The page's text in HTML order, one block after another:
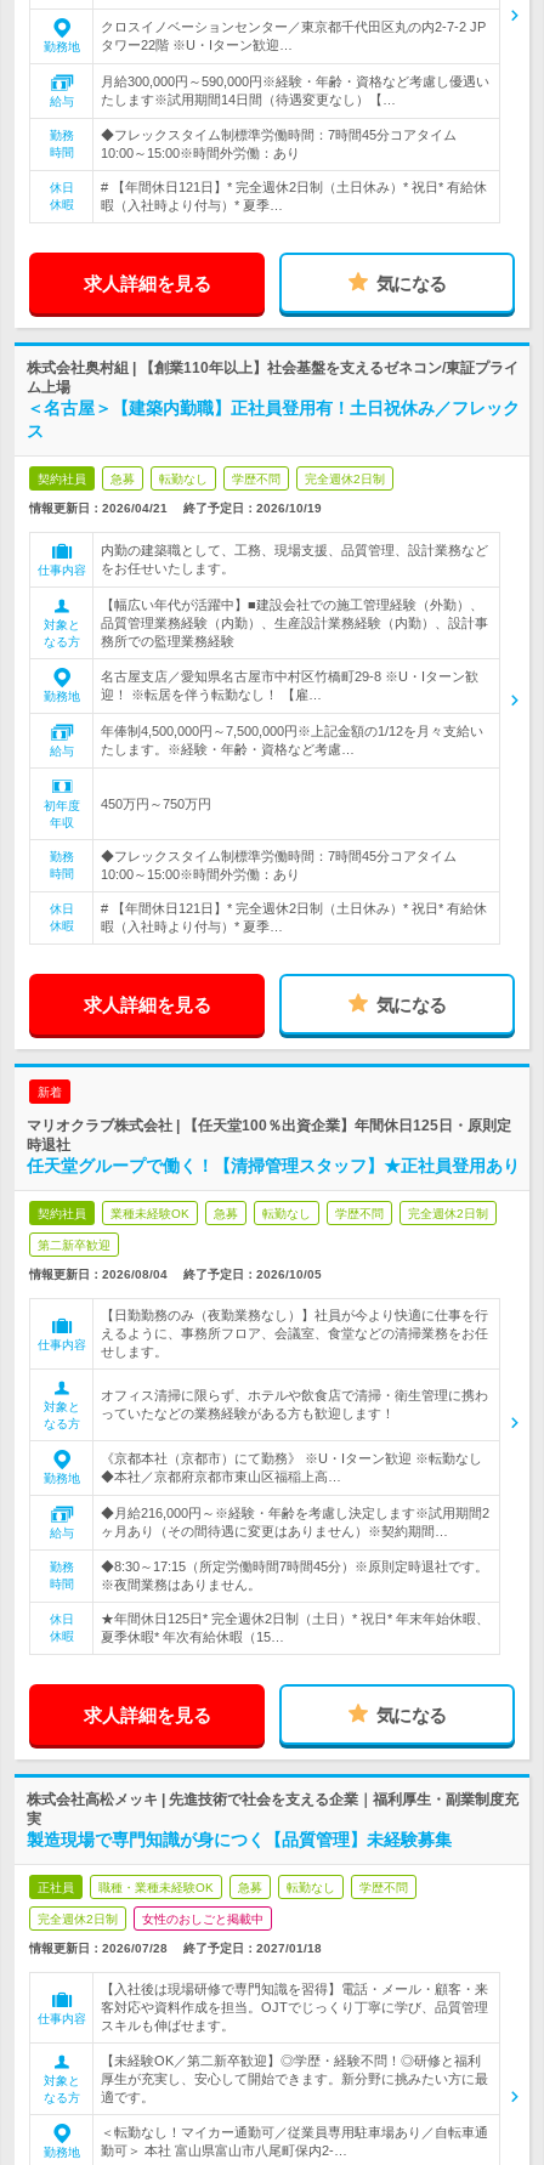
勤務地
クロスイノベーションセンター／東京都千代田区丸の内2-7-2 JP
タワー22階 ※U・Iターン歓迎…
給与
月給300,000円～590,000円※経験・年齢・資格など考慮し優遇い
たします※試用期間14日間（待遇変更なし）【…
勤務
時間
◆フレックスタイム制標準労働時間：7時間45分コアタイム
10:00～15:00※時間外労働：あり
休日
休暇
# 【年間休日121日】* 完全週休2日制（土日休み）* 祝日* 有給休
暇（入社時より付与）* 夏季…
求人詳細を見る 気になる
株式会社奥村組 | 【創業110年以上】社会基盤を支えるゼネコン/東証プライ
ム上場
＜名古屋＞【建築内勤職】正社員登用有！土日祝休み／フレック
ス
契約社員 急募 転勤なし 学歴不問 完全週休2日制
情報更新日：2026/04/21 終了予定日： 2026/10/19
仕事内容
内勤の建築職として、工務、現場支援、品質管理、設計業務など
をお任せいたします。
対象と
なる方
【幅広い年代が活躍中】■建設会社での施工管理経験（外勤）、
品質管理業務経験（内勤）、生産設計業務経験（内勤）、設計事
務所での監理業務経験
勤務地
名古屋支店／愛知県名古屋市中村区竹橋町29-8 ※U・Iターン歓
迎！ ※転居を伴う転勤なし！ 【雇…
給与
年俸制4,500,000円～7,500,000円※上記金額の1/12を月々支給い
たします。※経験・年齢・資格など考慮…
初年度
年収
450万円～750万円
勤務
時間
◆フレックスタイム制標準労働時間：7時間45分コアタイム
10:00～15:00※時間外労働：あり
休日
休暇
# 【年間休日121日】* 完全週休2日制（土日休み）* 祝日* 有給休
暇（入社時より付与）* 夏季…
求人詳細を見る 気になる
新着
マリオクラブ株式会社 | 【任天堂100％出資企業】年間休日125日・原則定
時退社
任天堂グループで働く！【清掃管理スタッフ】★正社員登用あり
契約社員 業種未経験OK 急募 転勤なし 学歴不問 完全週休2日制
第二新卒歓迎
情報更新日：2026/08/04 終了予定日： 2026/10/05
仕事内容
【日勤勤務のみ（夜勤業務なし）】社員が今より快適に仕事を行
えるように、事務所フロア、会議室、食堂などの清掃業務をお任
せします。
対象と
なる方
オフィス清掃に限らず、ホテルや飲食店で清掃・衛生管理に携わ
っていたなどの業務経験がある方も歓迎します！
勤務地
《京都本社（京都市）にて勤務》 ※U・Iターン歓迎 ※転勤なし
◆本社／京都府京都市東山区福稲上高…
給与
◆月給216,000円～※経験・年齢を考慮し決定します※試用期間2
ヶ月あり（その間待遇に変更はありません）※契約期間…
勤務
時間
◆8:30～17:15（所定労働時間7時間45分）※原則定時退社です。
※夜間業務はありません。
休日
休暇
★年間休日125日* 完全週休2日制（土日）* 祝日* 年末年始休暇、
夏季休暇* 年次有給休暇（15…
求人詳細を見る 気になる
株式会社高松メッキ | 先進技術で社会を支える企業｜福利厚生・副業制度充
実
製造現場で専門知識が身につく【品質管理】未経験募集
正社員 職種・業種未経験OK 急募 転勤なし 学歴不問
完全週休2日制 女性のおしごと掲載中
情報更新日：2026/07/28 終了予定日： 2027/01/18
仕事内容
【入社後は現場研修で専門知識を習得】電話・メール・顧客・来
客対応や資料作成を担当。OJTでじっくり丁寧に学び、品質管理
スキルも伸ばせます。
対象と
なる方
【未経験OK／第二新卒歓迎】◎学歴・経験不問！◎研修と福利
厚生が充実し、安心して開始できます。新分野に挑みたい方に最
適です。
勤務地
＜転勤なし！マイカー通勤可／従業員専用駐車場あり／自転車通
勤可＞ 本社 富山県富山市八尾町保内2-…